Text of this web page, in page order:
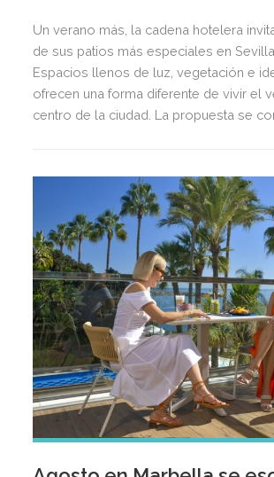
Un verano más, la cadena hotelera
de sus patios más especiales en
Espacios llenos de luz, vegetación e
ofrecen una forma diferente de vivir el
centro de la ciudad. La propuesta se
personalidad propia.